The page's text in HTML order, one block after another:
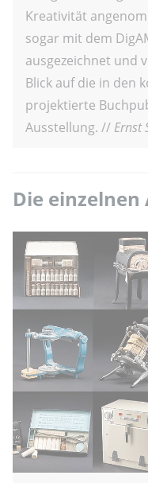
Kreativität
sogar mit dem
ausgezeichnet und
Blick auf die in den
projektierte
Ausstellung. // Ernst
Die